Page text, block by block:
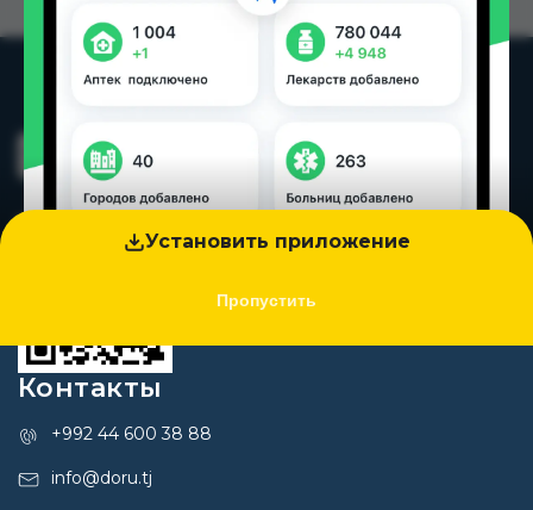
Установить приложение
Пропустить
Контакты
+992 44 600 38 88
info@doru.tj